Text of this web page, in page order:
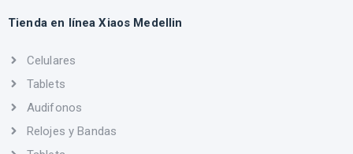
Tienda en línea Xiaos Medellin
Celulares
Tablets
Audifonos
Relojes y Bandas